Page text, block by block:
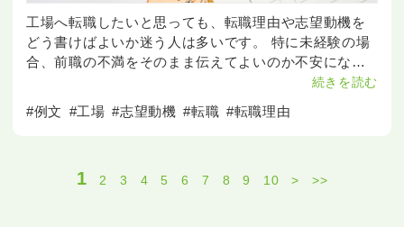
工場へ転職したいと思っても、転職理由や志望動機を
どう書けばよいか迷う人は多いです。 特に未経験の場
合、前職の不満をそのまま伝えてよいのか不安になり
や例文、避けたいNG例をわかりやすく紹介します。
&n
#例文 #工場 #志望動機 #転職 #転職理由
続きを読む
1 2 3 4 5 6 7 8 9 10 > >>